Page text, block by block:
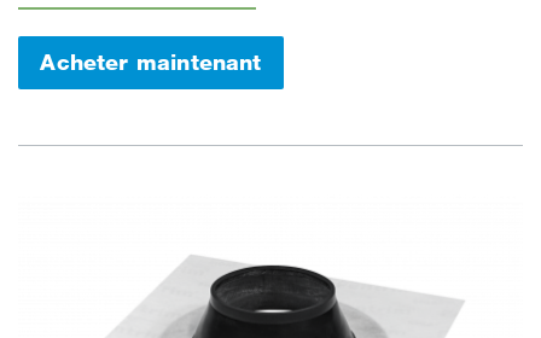
Acheter maintenant